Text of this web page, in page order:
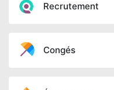
Recrutement
Congés